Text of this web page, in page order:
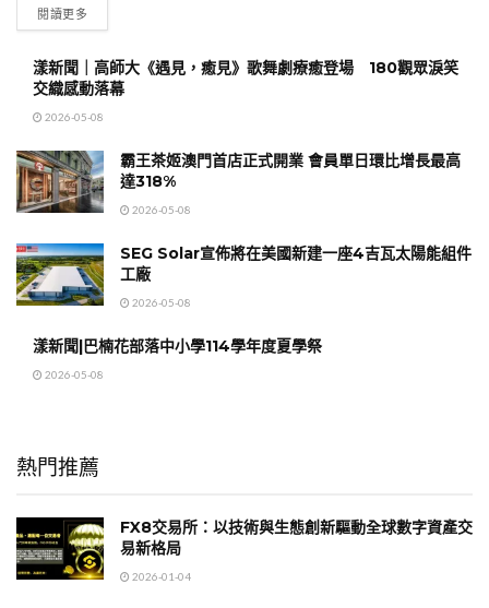
閱讀更多
漾新聞｜高師大《遇見，癒見》歌舞劇療癒登場 180觀眾淚笑
交織感動落幕
2026-05-08
霸王茶姬澳門首店正式開業 會員單日環比增長最高
達318%
2026-05-08
SEG Solar宣佈將在美國新建一座4吉瓦太陽能組件
工廠
2026-05-08
漾新聞|巴楠花部落中小學114學年度夏學祭
2026-05-08
熱門推薦
FX8交易所：以技術與生態創新驅動全球數字資產交
易新格局
2026-01-04